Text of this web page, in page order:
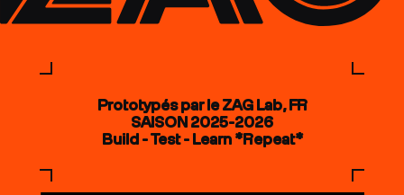
Prototypés par le ZAG Lab, FR
SAISON 2025-2026
Build - Test - Learn *Repeat*